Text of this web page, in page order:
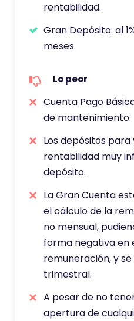
rentabilidad.
Gran Depósito: al
meses.
Lo peor
Cuenta Pago
de mantenimiento.
Los depósitos
rentabilidad muy
depósito.
La Gran Cuenta
el cálculo de la
no mensual,
forma negativa en
remuneración, y
trimestral.
A pesar de no
apertura de